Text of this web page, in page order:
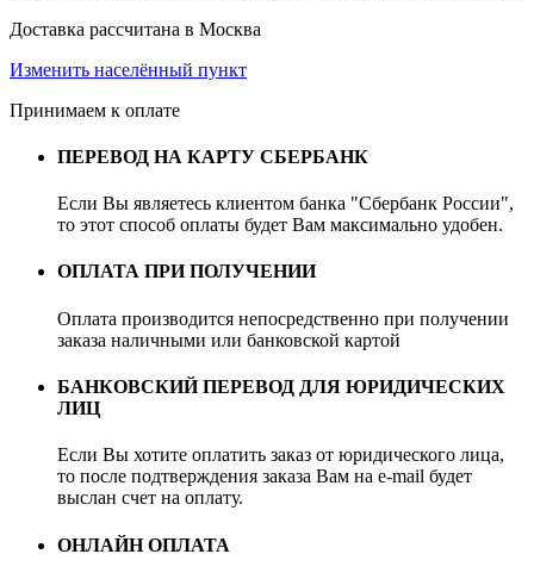
Доставка рассчитана в Москва
Изменить населённый пункт
Принимаем к оплате
ПЕРЕВОД НА КАРТУ СБЕРБАНК
Если Вы являетесь клиентом банка "Сбербанк России",
то этот способ оплаты будет Вам максимально удобен.
ОПЛАТА ПРИ ПОЛУЧЕНИИ
Оплата производится непосредственно при получении
заказа наличными или банковской картой
БАНКОВСКИЙ ПЕРЕВОД ДЛЯ ЮРИДИЧЕСКИХ
ЛИЦ
Если Вы хотите оплатить заказ от юридического лица,
то после подтверждения заказа Вам на e-mail будет
выслан счет на оплату.
ОНЛАЙН ОПЛАТА